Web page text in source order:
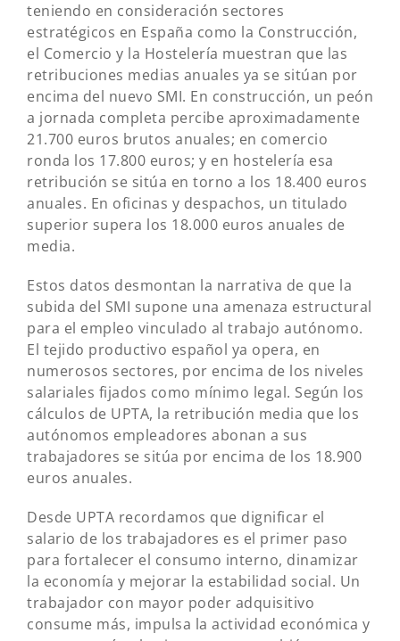
teniendo en consideración sectores
estratégicos en España como la Construcción,
el Comercio y la Hostelería muestran que las
retribuciones medias anuales ya se sitúan por
encima del nuevo SMI. En construcción, un peón
a jornada completa percibe aproximadamente
21.700 euros brutos anuales; en comercio
ronda los 17.800 euros; y en hostelería esa
retribución se sitúa en torno a los 18.400 euros
anuales. En oficinas y despachos, un titulado
superior supera los 18.000 euros anuales de
media.
Estos datos desmontan la narrativa de que la
subida del SMI supone una amenaza estructural
para el empleo vinculado al trabajo autónomo.
El tejido productivo español ya opera, en
numerosos sectores, por encima de los niveles
salariales fijados como mínimo legal. Según los
cálculos de UPTA, la retribución media que los
autónomos empleadores abonan a sus
trabajadores se sitúa por encima de los 18.900
euros anuales.
Desde UPTA recordamos que dignificar el
salario de los trabajadores es el primer paso
para fortalecer el consumo interno, dinamizar
la economía y mejorar la estabilidad social. Un
trabajador con mayor poder adquisitivo
consume más, impulsa la actividad económica y